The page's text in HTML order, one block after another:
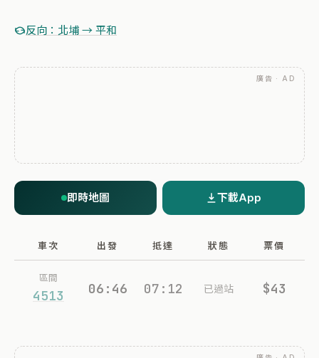
反向：北埔 → 平和
廣告 · AD
即時地圖 下載App
車次 出發 抵達 狀態 票價
區間
4513 06:46 07:12 已過站 $43